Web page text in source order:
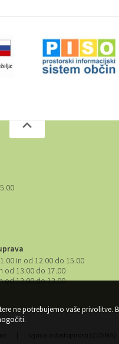
in od 12.00 do 15.00
od 13.00 do 17.00
od 12.00 do 13.00
ne potrebujemo vaše privolitve.